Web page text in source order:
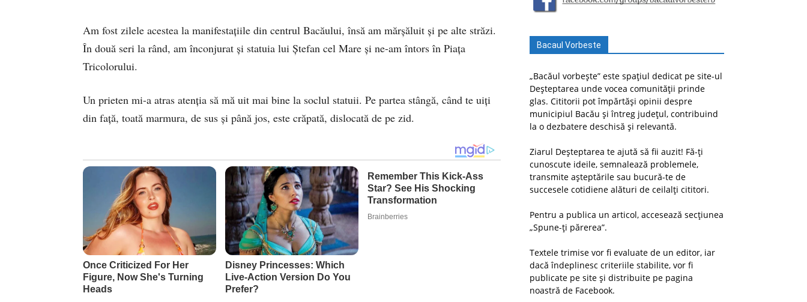
Am fost zilele acestea la manifestaţiile din centrul Bacăului, însă am mărşăluit şi pe alte străzi.
În două seri la rând, am înconjurat şi statuia lui Ştefan cel Mare şi ne-am întors în Piaţa
Tricolorului.
Un prieten mi-a atras atenţia să mă uit mai bine la soclul statuii. Pe partea stângă, când te uiţi
din faţă, toată marmura, de sus şi până jos, este crăpată, dislocată de pe zid.
Bacaul Vorbeste
„Bacăul vorbește” este spațiul dedicat pe site-ul
Deșteptarea unde vocea comunității prinde
glas. Cititorii pot împărtăși opinii despre
municipiul Bacău și întreg județul, contribuind
la o dezbatere deschisă și relevantă.
Ziarul Deșteptarea te ajută să fii auzit! Fă-ți
cunoscute ideile, semnalează problemele,
transmite așteptările sau bucură-te de
succesele cotidiene alături de ceilalți cititori.
Pentru a publica un articol, accesează secțiunea
„Spune-ți părerea”.
Textele trimise vor fi evaluate de un editor, iar
dacă îndeplinesc criteriile stabilite, vor fi
publicate pe site și distribuite pe pagina
noastră de Facebook.